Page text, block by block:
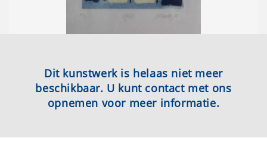
Dit kunstwerk is helaas niet meer
beschikbaar. U kunt contact met ons
opnemen voor meer informatie.